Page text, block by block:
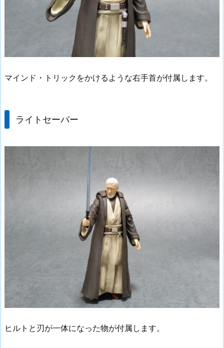
マインド・トリックをかけるような右手首が付属します。
ライトセーバー
ヒルトと刃が一体になった物が付属します。